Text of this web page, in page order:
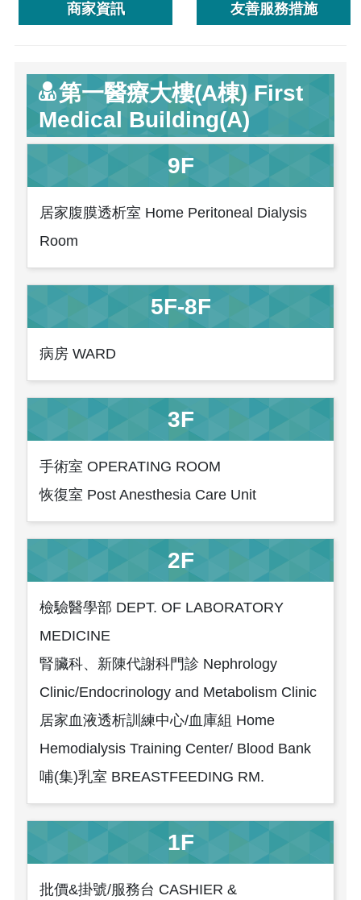
商家資訊 友善服務措施
第一醫療大樓(A棟) First
Medical Building(A)
9F
居家腹膜透析室 Home Peritoneal Dialysis
Room
5F-8F
病房 WARD
3F
手術室 OPERATING ROOM
恢復室 Post Anesthesia Care Unit
2F
檢驗醫學部 DEPT. OF LABORATORY
MEDICINE
腎臟科、新陳代謝科門診 Nephrology
Clinic/Endocrinology and Metabolism Clinic
居家血液透析訓練中心/血庫組 Home
Hemodialysis Training Center/ Blood Bank
哺(集)乳室 BREASTFEEDING RM.
1F
批價&掛號/服務台 CASHIER &